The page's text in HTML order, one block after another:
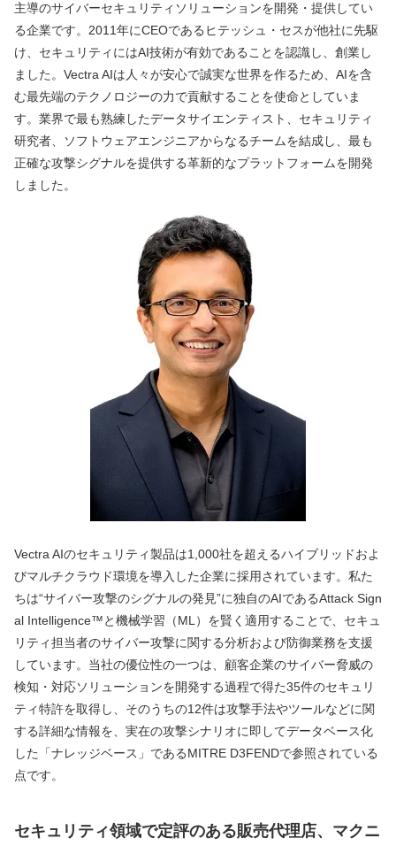
主導のサイバーセキュリティソリューションを開発・提供してい
る企業です。2011年にCEOであるヒテッシュ・セスが他社に先駆
け、セキュリティにはAI技術が有効であることを認識し、創業し
ました。Vectra AIは人々が安心で誠実な世界を作るため、AIを含
む最先端のテクノロジーの力で貢献することを使命としていま
す。業界で最も熟練したデータサイエンティスト、セキュリティ
研究者、ソフトウェアエンジニアからなるチームを結成し、最も
正確な攻撃シグナルを提供する革新的なプラットフォームを開発
しました。
Vectra AIのセキュリティ製品は1,000社を超えるハイブリッドおよ
びマルチクラウド環境を導入した企業に採用されています。私た
ちは“サイバー攻撃のシグナルの発見”に独自のAIであるAttack Sign
al Intelligence™と機械学習（ML）を賢く適用することで、セキュ
リティ担当者のサイバー攻撃に関する分析および防御業務を支援
しています。当社の優位性の一つは、顧客企業のサイバー脅威の
検知・対応ソリューションを開発する過程で得た35件のセキュリ
ティ特許を取得し、そのうちの12件は攻撃手法やツールなどに関
する詳細な情報を、実在の攻撃シナリオに即してデータベース化
した「ナレッジベース」であるMITRE D3FENDで参照されている
点です。
セキュリティ領域で定評のある販売代理店、マクニ